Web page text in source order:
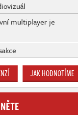
multiplayer je
JAK HODNOTÍME